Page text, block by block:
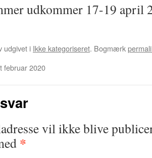
udkommer 17-19 april
udgivet i Ikke kategoriseret. Bogmærk
februar 2020
vil ikke blive
*